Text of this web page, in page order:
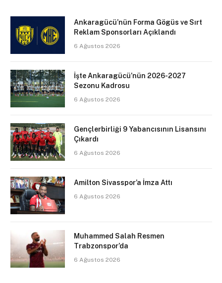
Ankaragücü’nün Forma Gögüs ve Sırt
Reklam Sponsorları Açıklandı
6 Ağustos 2026
İşte Ankaragücü’nün 2026-2027
Sezonu Kadrosu
6 Ağustos 2026
Gençlerbirliği 9 Yabancısının Lisansını
Çıkardı
6 Ağustos 2026
Amilton Sivasspor’a İmza Attı
6 Ağustos 2026
Muhammed Salah Resmen
Trabzonspor’da
6 Ağustos 2026